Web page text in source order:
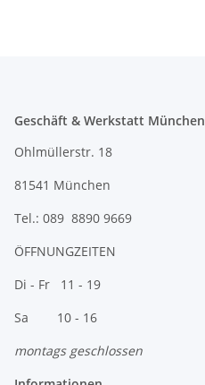
Geschäft & Werkstatt München
Ohlmüllerstr. 18
81541 München
Tel.: 089 8890 9669
ÖFFNUNGZEITEN
Di - Fr 11 - 19
Sa 10 - 16
montags geschlossen